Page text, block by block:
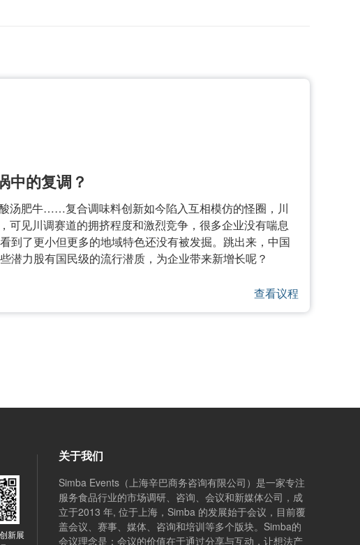
中的复调？
汤肥牛……复合调味料创新如今陷入互相模仿的怪圈，川
可见川调赛道的拥挤程度和激烈竞争，很多企业没有喘息
到了更小但更多的地域特色还没有被发掘。跳出来，中国
潜力股有国民级的流行潜质，为企业带来新增长呢？
查看议程
新展
关于我们
Simba Events（上海辛巴商务咨询有限公司）是一家专注
服务食品行业的市场调研、咨询、会议和新媒体公司，成
立于2013 年, 位于上海，Simba 的发展始于会议，目前覆
盖会议、赛事、媒体、咨询和培训等多个版块。Simba的
会议理念是：会议的价值在于通过分享与互动，让想法产